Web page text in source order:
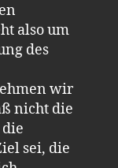
also um
des
wir
nicht die
sei, die